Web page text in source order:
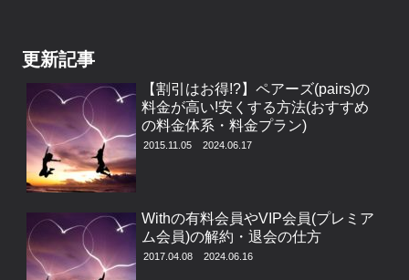
更新記事
【割引はお得!?】ペアーズ(pairs)の
料金が高い!安くする方法(おすすめ
の料金体系・料金プラン)
2015.11.05 2024.06.17
Withの有料会員やVIP会員(プレミア
ム会員)の解約・退会の仕方
2017.04.08 2024.06.16